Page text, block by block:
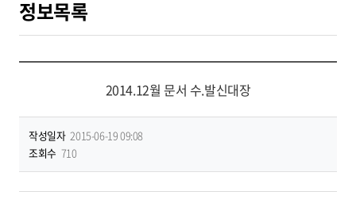
정보목록
2014.12월 문서 수.발신대장
작성일자 2015-06-19 09:08
조회수 710